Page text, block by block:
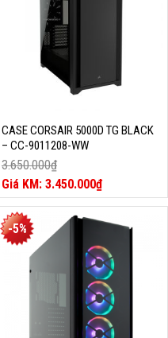
CASE CORSAIR 5000D TG BLACK
– CC-9011208-WW
3.650.000₫
Giá
gốc
là:
3.650.000₫.
3.450.000₫
Giá
hiện
tại
là:
3.450.000₫.
-5%